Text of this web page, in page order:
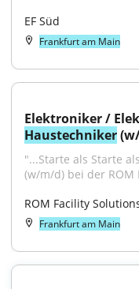
EF Süd
Frankfurt am Main
Haustechniker
"...Starte als Starte
(w/m/d) bei der ROM
ROM Facility
Frankfurt am Main